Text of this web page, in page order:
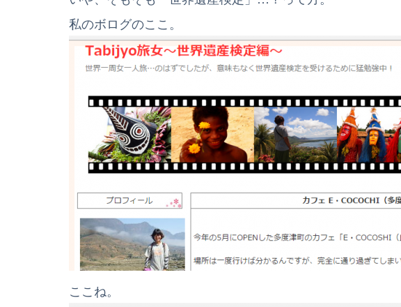
私のボログのここ。
ここね。